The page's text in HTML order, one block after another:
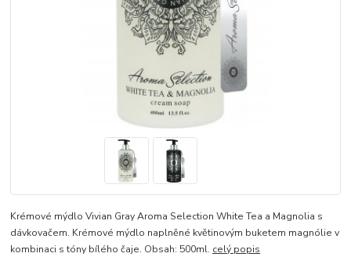
Krémové mýdlo Vivian Gray Aroma Selection White Tea a Magnolia s
dávkovačem. Krémové mýdlo naplněné květinovým buketem magnólie v
kombinaci s tóny bílého čaje. Obsah: 500ml. celý popis